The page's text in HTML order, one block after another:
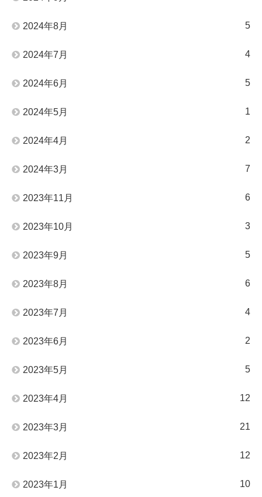
2024年8月 5
2024年7月 4
2024年6月 5
2024年5月 1
2024年4月 2
2024年3月 7
2023年11月 6
2023年10月 3
2023年9月 5
2023年8月 6
2023年7月 4
2023年6月 2
2023年5月 5
2023年4月 12
2023年3月 21
2023年2月 12
2023年1月 10